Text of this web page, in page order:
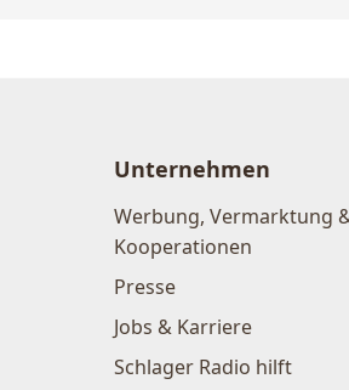
Unternehmen
Werbung, Vermarktung
Kooperationen
Presse
Jobs & Karriere
Schlager Radio hilft